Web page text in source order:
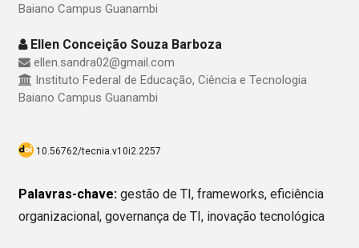
Baiano Campus Guanambi
Ellen Conceição Souza Barboza
ellen.sandra02@gmail.com
Instituto Federal de Educação, Ciência e Tecnologia
Baiano Campus Guanambi
10.56762/tecnia.v10i2.2257
Palavras-chave: gestão de TI, frameworks, eficiência
organizacional, governança de TI, inovação tecnológica